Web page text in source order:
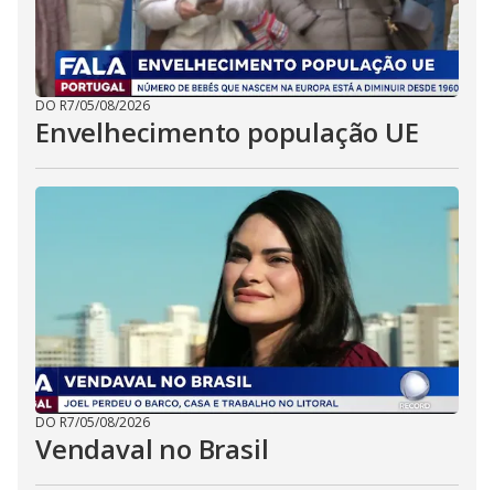
DO R7/05/08/2026
Envelhecimento população UE
DO R7/05/08/2026
Vendaval no Brasil